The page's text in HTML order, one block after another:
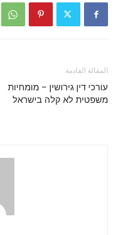
المقالة القادمة
עורכי דין גירושין – מומחיות
משפטית לא קלה בישראל